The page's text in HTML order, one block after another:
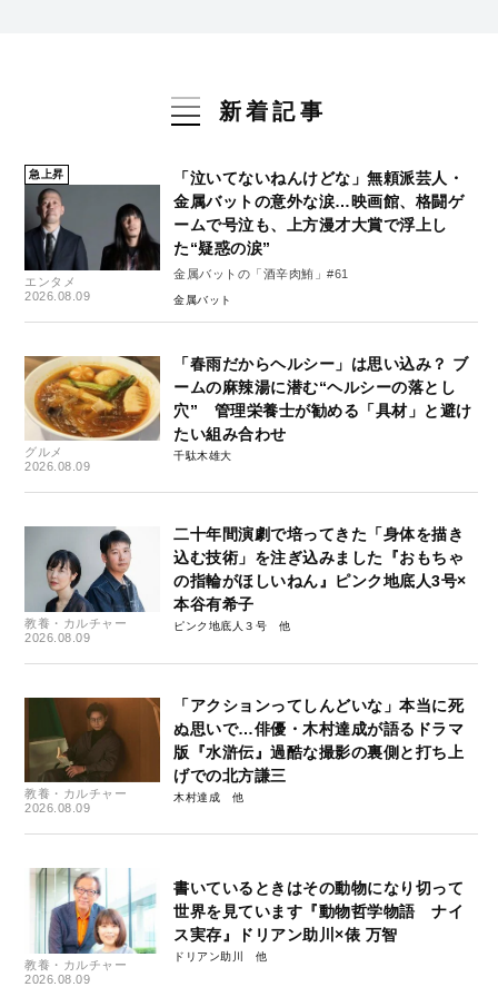
新着記事
急上昇
エンタメ
2026.08.09
「泣いてないねんけどな」無頼派芸人・
金属バットの意外な涙…映画館、格闘ゲ
ームで号泣も、上方漫才大賞で浮上し
た“疑惑の涙”
金属バットの「酒辛肉鮪」#61
金属バット
グルメ
2026.08.09
「春雨だからヘルシー」は思い込み？ ブ
ームの麻辣湯に潜む“ヘルシーの落とし
穴” 管理栄養士が勧める「具材」と避け
たい組み合わせ
千駄木雄大
教養・カルチャー
2026.08.09
二十年間演劇で培ってきた「身体を描き
込む技術」を注ぎ込みました『おもちゃ
の指輪がほしいねん』ピンク地底人3号×
本谷有希子
ピンク地底人３号
教養・カルチャー
2026.08.09
「アクションってしんどいな」本当に死
ぬ思いで…俳優・木村達成が語るドラマ
版『水滸伝』過酷な撮影の裏側と打ち上
げでの北方謙三
木村達成
教養・カルチャー
2026.08.09
書いているときはその動物になり切って
世界を見ています『動物哲学物語 ナイ
ス実存』ドリアン助川×俵 万智
ドリアン助川